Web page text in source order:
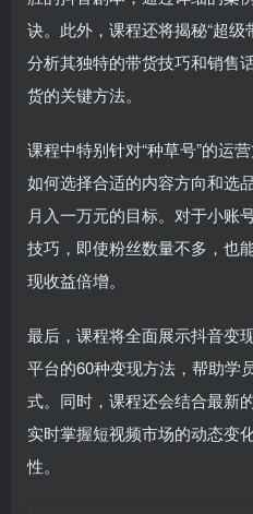
诀。此外，课程还将揭秘“超级
分析其独特的带货技巧和销售
货的关键方法。
课程中特别针对“种草号”的运
如何选择合适的内容方向和选
月入一万元的目标。对于小账
技巧，即使粉丝数量不多，也
现收益倍增。
最后，课程将全面展示抖音变
平台的60种变现方法，帮助学
式。同时，课程还会结合最新
实时掌握短视频市场的动态变
性。